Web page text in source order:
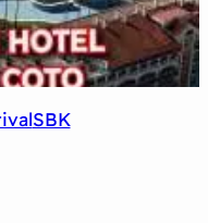
SBK